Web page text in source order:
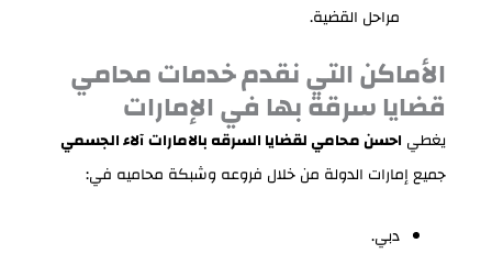
مراحل القضية.
الأماكن التي نقدم خدمات محامي
قضايا سرقة بها في الإمارات
يغطي احسن محامي لقضايا السرقه بالاماراتآلاء الجسمي
جميع إمارات الدولة من خلال فروعه وشبكة محاميه في:
دبي.